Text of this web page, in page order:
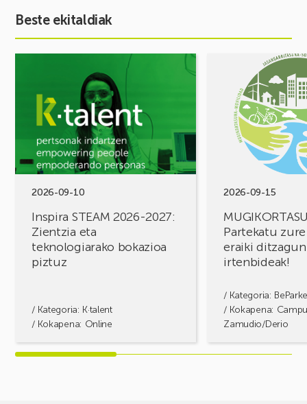
Beste ekitaldiak
2026-09-10
Inspira STEAM 2026-2027:
Zientzia eta
teknologiarako bokazioa
piztuz
/ Kategoria: K·talent
/ Kokapena: Online
STEAM
Zientzia
eta
teknologiarako
bokazioa
2026-09-15
Partekatu
eraiki ditzagun
irtenbideak!
/ Kategoria:
/ Kokapena:
Zamudio/Derio
MUGIKORTASUN
FOROA
Partekatu
erronkak,
irtenbideak!